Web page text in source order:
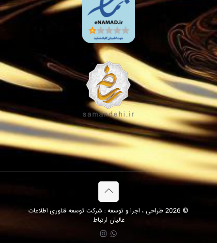
© 2026 طراحی ، اجرا و توسعه : شرکت توسعه فناوری اطلاعات
عالیان ارتباط